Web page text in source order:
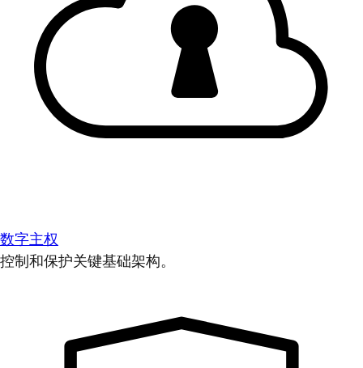
数字主权
控制和保护关键基础架构。